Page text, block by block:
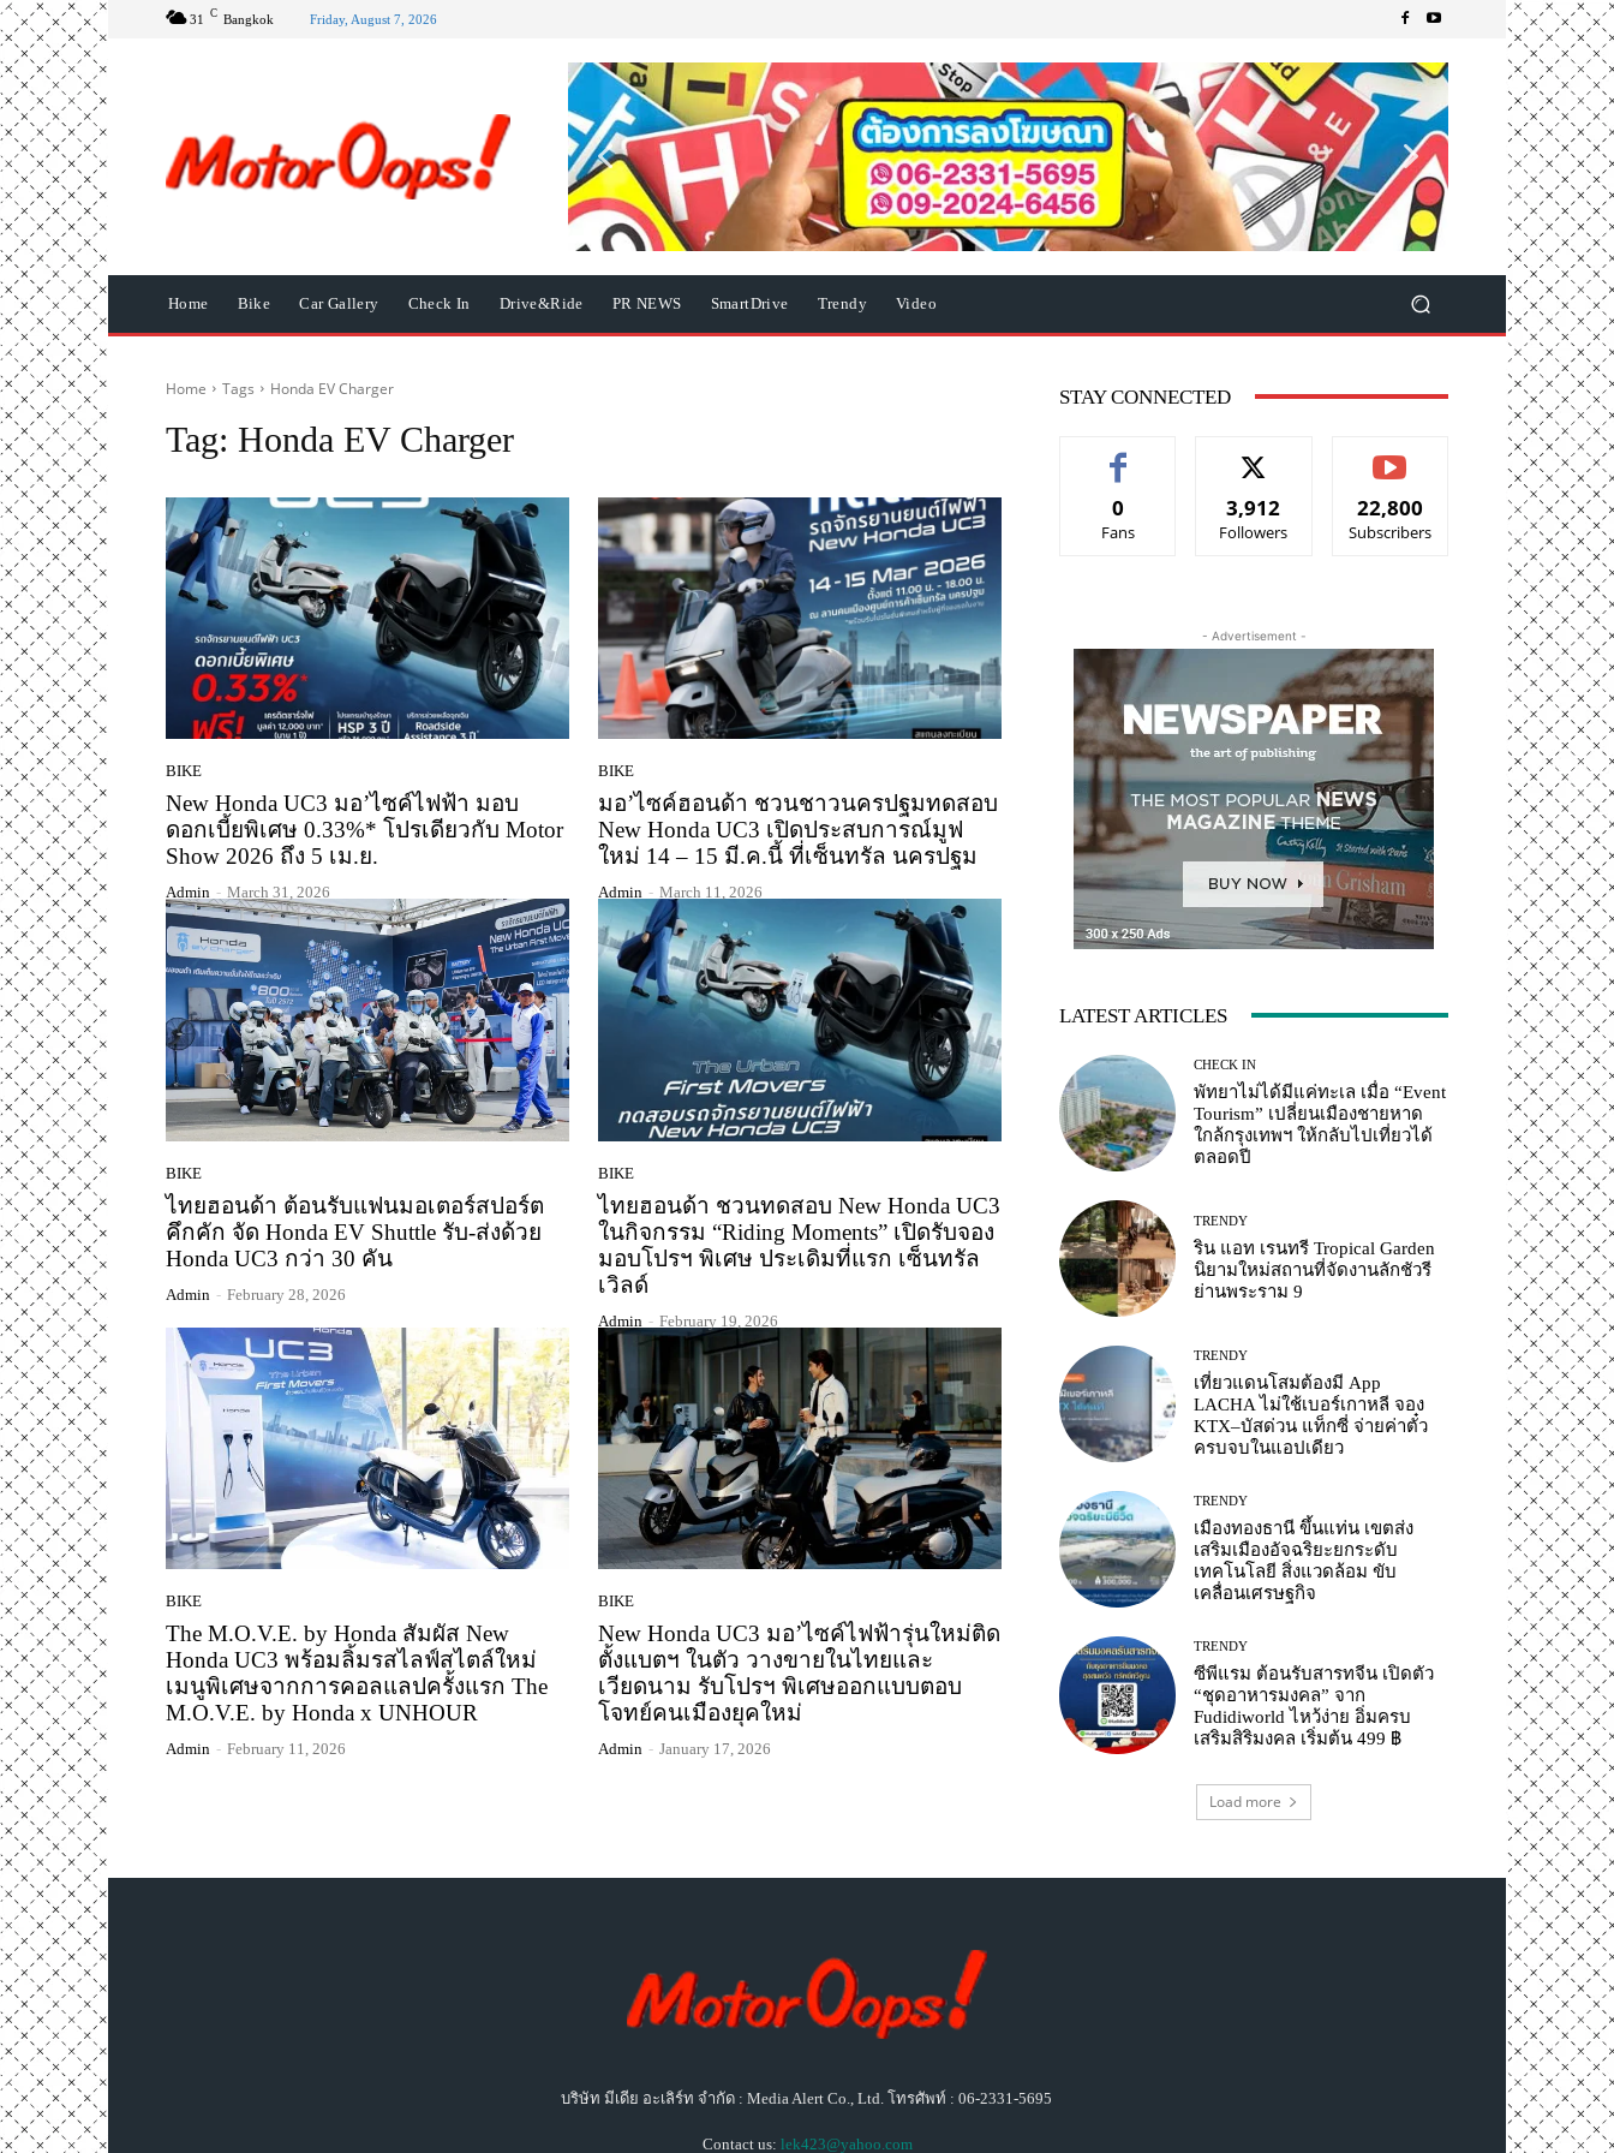
31 C Bangkok Friday, August 7, 2026
Home Bike Car Gallery Check In Drive&Ride PR NEWS SmartDrive Trendy Video
Home Tags Honda EV Charger
Tag: Honda EV Charger
BIKE
New Honda UC3 มอ’ไซค์ไฟฟ้า มอบ
ดอกเบี้ยพิเศษ 0.33%* โปรเดียวกับ Motor
Show 2026 ถึง 5 เม.ย.
Admin - March 31, 2026
BIKE
มอ’ไซค์ฮอนด้า ชวนชาวนครปฐมทดสอบ
New Honda UC3 เปิดประสบการณ์มูฟ
ใหม่ 14 – 15 มี.ค.นี้ ที่เซ็นทรัล นครปฐม
Admin - March 11, 2026
BIKE
ไทยฮอนด้า ต้อนรับแฟนมอเตอร์สปอร์ต
คึกคัก จัด Honda EV Shuttle รับ-ส่งด้วย
Honda UC3 กว่า 30 คัน
Admin - February 28, 2026
BIKE
ไทยฮอนด้า ชวนทดสอบ New Honda UC3
ในกิจกรรม “Riding Moments” เปิดรับจอง
มอบโปรฯ พิเศษ ประเดิมที่แรก เซ็นทรัล
เวิลด์
Admin - February 19, 2026
BIKE
The M.O.V.E. by Honda สัมผัส New
Honda UC3 พร้อมลิ้มรสไลฟ์สไตล์ใหม่
เมนูพิเศษจากการคอลแลปครั้งแรก The
M.O.V.E. by Honda x UNHOUR
Admin - February 11, 2026
BIKE
New Honda UC3 มอ’ไซค์ไฟฟ้ารุ่นใหม่ติด
ตั้งแบตฯ ในตัว วางขายในไทยและ
เวียดนาม รับโปรฯ พิเศษออกแบบตอบ
โจทย์คนเมืองยุคใหม่
Admin - January 17, 2026
STAY CONNECTED
0
Fans
3,912
Followers
22,800
Subscribers
- Advertisement -
LATEST ARTICLES
CHECK IN
พัทยาไม่ได้มีแค่ทะเล เมื่อ “Event
Tourism” เปลี่ยนเมืองชายหาด
ใกล้กรุงเทพฯ ให้กลับไปเที่ยวได้
ตลอดปี
TRENDY
ริน แอท เรนทรี Tropical Garden
นิยามใหม่สถานที่จัดงานลักชัวรี
ย่านพระราม 9
TRENDY
เที่ยวแดนโสมต้องมี App
LACHA ไม่ใช้เบอร์เกาหลี จอง
KTX–บัสด่วน แท็กซี่ จ่ายค่าตั๋ว
ครบจบในแอปเดียว
TRENDY
เมืองทองธานี ขึ้นแท่น เขตส่ง
เสริมเมืองอัจฉริยะยกระดับ
เทคโนโลยี สิ่งแวดล้อม ขับ
เคลื่อนเศรษฐกิจ
TRENDY
ซีพีแรม ต้อนรับสารทจีน เปิดตัว
“ชุดอาหารมงคล” จาก
Fudidiworld ไหว้ง่าย อิ่มครบ
เสริมสิริมงคล เริ่มต้น 499 ฿
Load more
บริษัท มีเดีย อะเลิร์ท จำกัด : Media Alert Co., Ltd. โทรศัพท์ : 06-2331-5695
Contact us: lek423@yahoo.com